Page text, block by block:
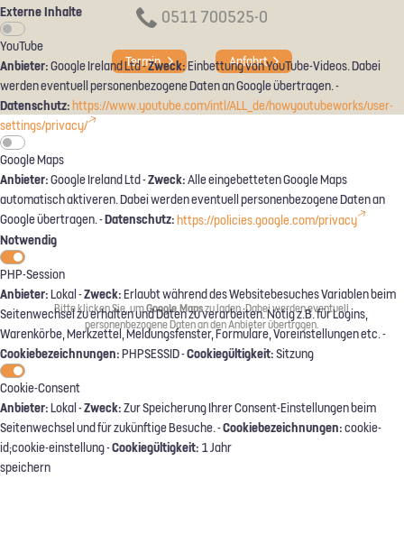
0511 700525-0
Termin Anfahrt
Bitte klicken Sie, umGoogle Mapszu laden. Dabei werden eventuell
personenbezogene Daten an den Anbieter übertragen.
Externe Inhalte
YouTube
Anbieter:Google Ireland Ltd -Zweck:Einbettung von YouTube-Videos. Dabei
werden eventuell personenbezogene Daten an Google übertragen. -
Datenschutz: https://www.youtube.com/intl/ALL_de/howyoutubeworks/user-
settings/privacy/
Google Maps
Anbieter:Google Ireland Ltd -Zweck:Alle eingebetteten Google Maps
automatisch aktiveren. Dabei werden eventuell personenbezogene Daten an
Google übertragen. -Datenschutz: https://policies.google.com/privacy
Notwendig
PHP-Session
Anbieter:Lokal -Zweck:Erlaubt während des Websitebesuches Variablen beim
Seitenwechsel zu erhalten und Daten zu verarbeiten. Nötig z.B. für Logins,
Warenkörbe, Merkzettel, Meldungsfenster, Formulare, Voreinstellungen etc. -
Cookiebezeichnungen:PHPSESSID -Cookiegültigkeit:Sitzung
Cookie-Consent
Anbieter:Lokal -Zweck:Zur Speicherung Ihrer Consent-Einstellungen beim
Seitenwechsel und für zukünftige Besuche. -Cookiebezeichnungen:cookie-
id;cookie-einstellung -Cookiegültigkeit: 1 Jahr
speichern